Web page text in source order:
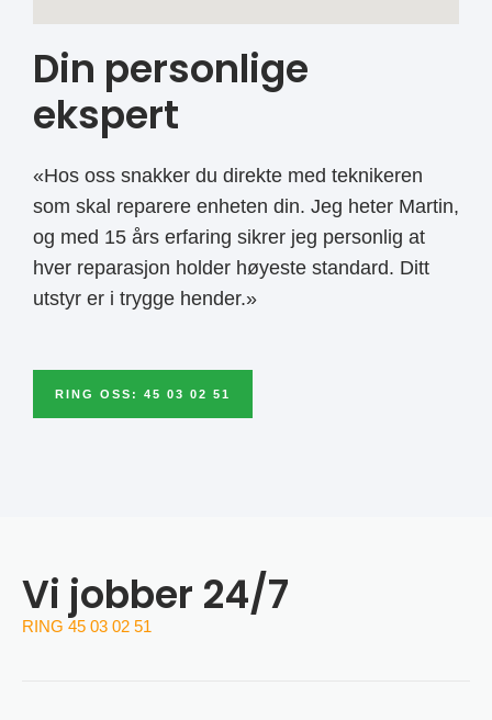
Din personlige
ekspert
«Hos oss snakker du direkte med teknikeren
som skal reparere enheten din. Jeg heter Martin,
og med 15 års erfaring sikrer jeg personlig at
hver reparasjon holder høyeste standard. Ditt
utstyr er i trygge hender.»
RING OSS: 45 03 02 51
Vi jobber 24/7
RING 45 03 02 51